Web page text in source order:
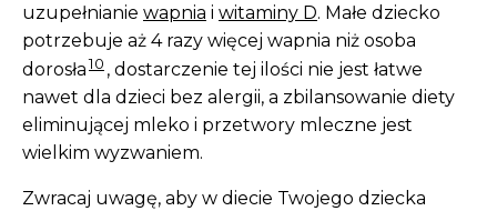
uzupełnianie wapnia i witaminy D. Małe dziecko
potrzebuje aż 4 razy więcej wapnia niż osoba
dorosła10 , dostarczenie tej ilości nie jest łatwe
nawet dla dzieci bez alergii, a zbilansowanie diety
eliminującej mleko i przetwory mleczne jest
wielkim wyzwaniem.
Zwracaj uwagę, aby w diecie Twojego dziecka